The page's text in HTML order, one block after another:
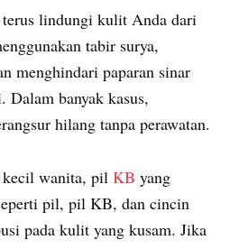
lindungi kulit Anda dari
tabir surya,
menghindari paparan sinar
Dalam banyak kasus,
hilang tanpa perawatan.
wanita, pil KB yang
pil, pil KB, dan cincin
pada kulit yang kusam. Jika